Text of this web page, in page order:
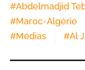
#Abdelmadjid
#Maroc-Algérie
#Médias #Al